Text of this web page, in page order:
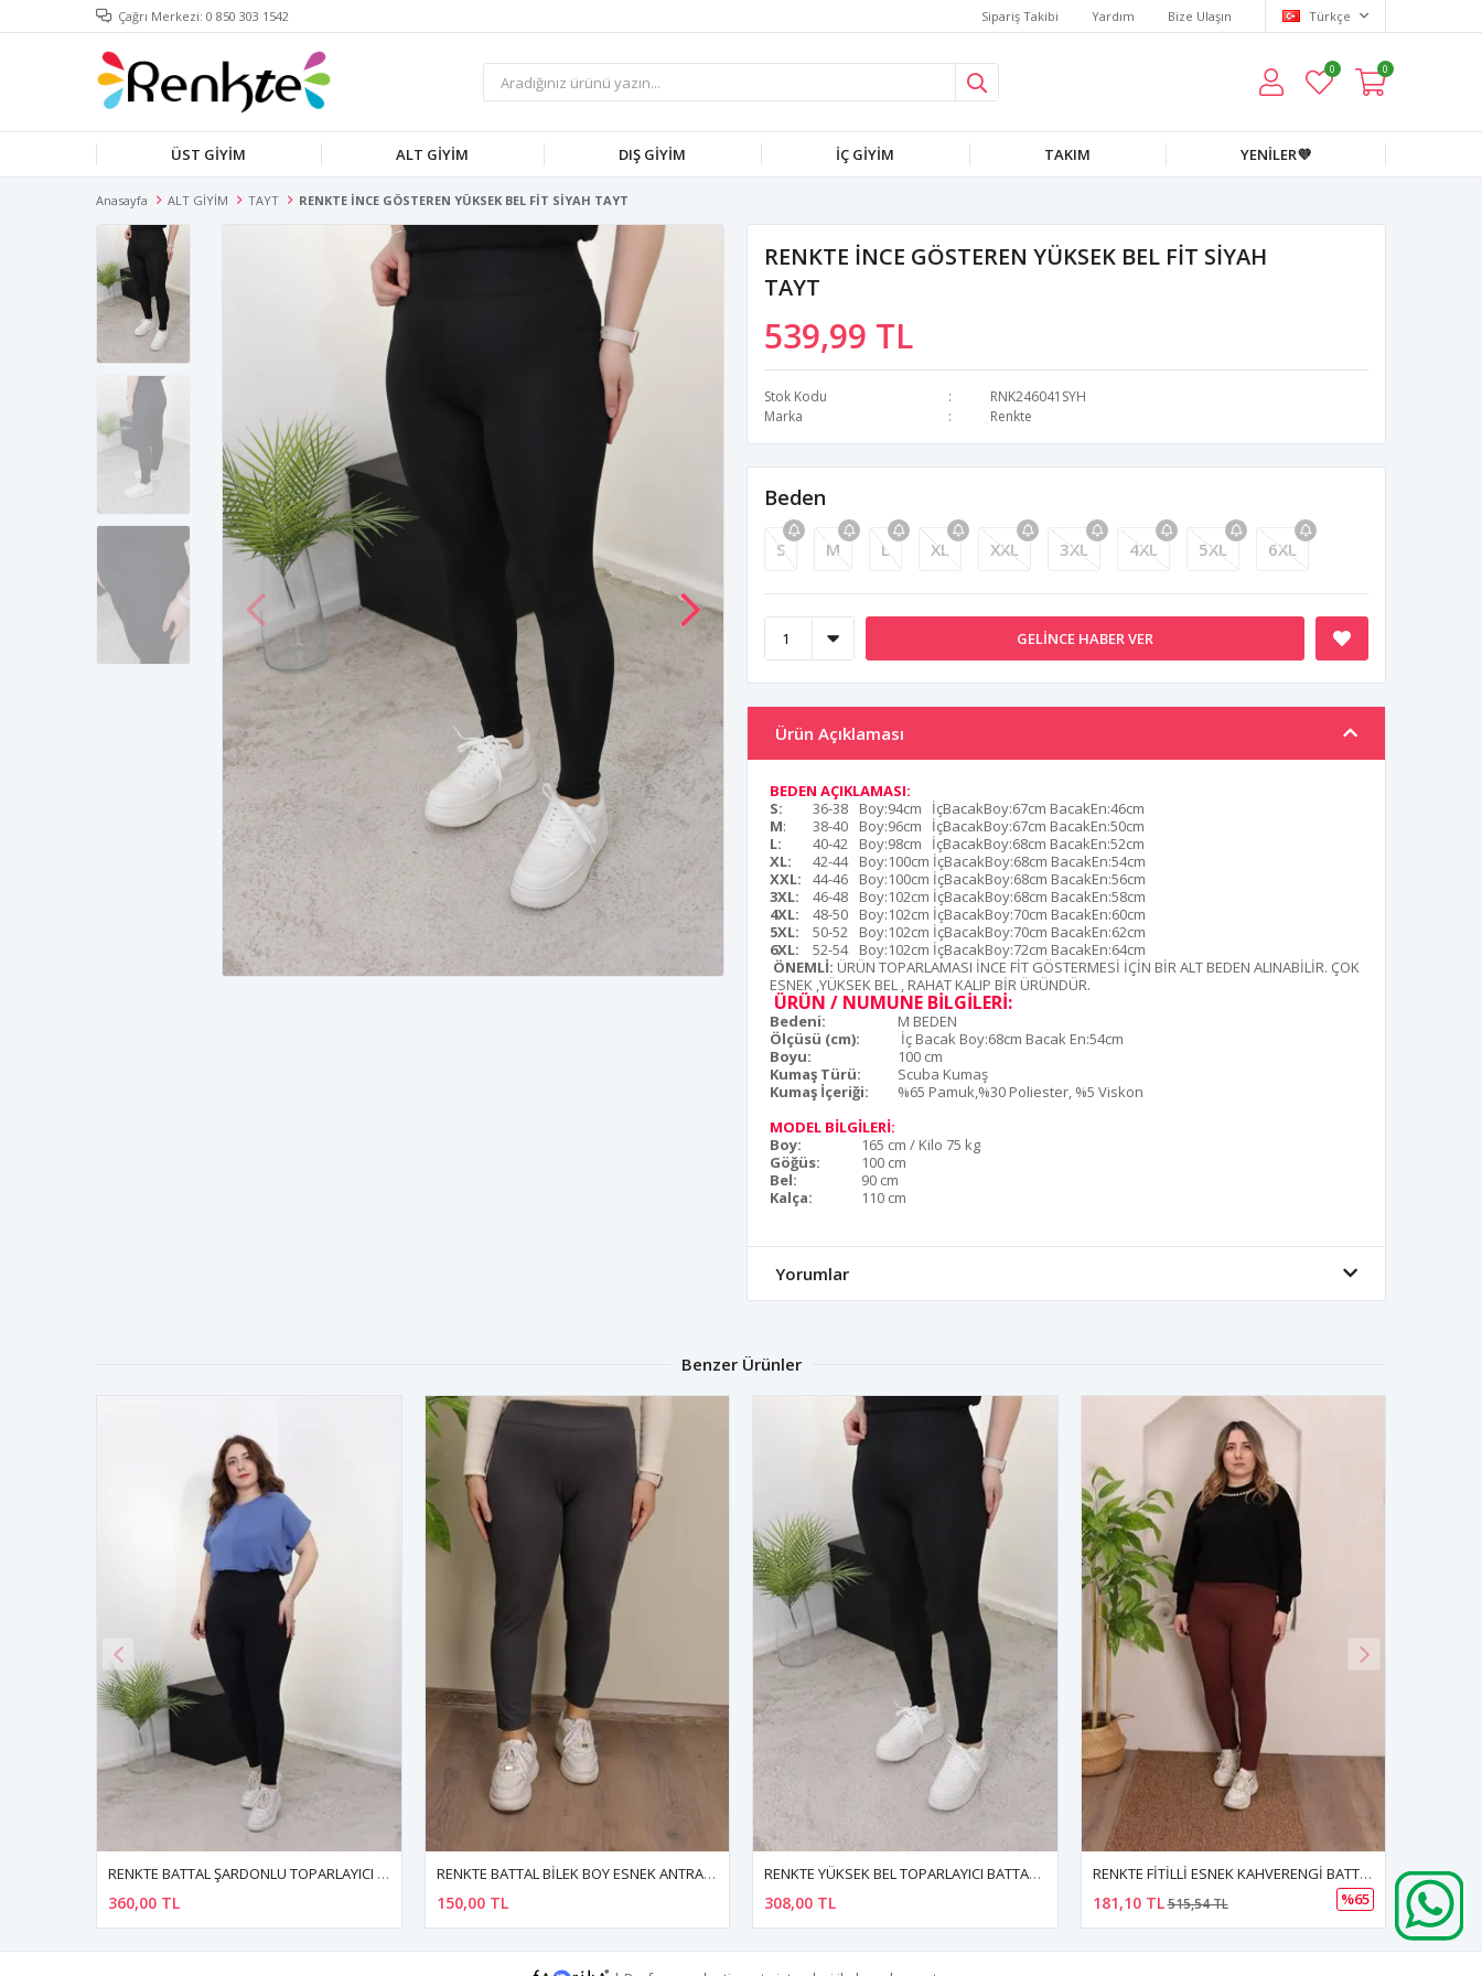
Çağrı Merkezi: 0 850 303 1542 Sipariş Takibi Yardım Bize Ulaşın Türkçe
0 0
ÜST GİYİM ALT GİYİM DIŞ GİYİM İÇ GİYİM TAKIM YENİLER💜
Anasayfa ALT GİYİM TAYT RENKTE İNCE GÖSTEREN YÜKSEK BEL FİT SİYAH TAYT
RENKTE İNCE GÖSTEREN YÜKSEK BEL FİT SİYAH
TAYT
539,99 TL
Stok Kodu
RNK246041SYH
Marka
Renkte
Beden
S M L XL XXL 3XL 4XL 5XL 6XL
GELINCE HABER VER
Ürün Açıklaması
BEDEN AÇIKLAMASI:
S:
36-38
Boy:94cm İçBacakBoy:67cm BacakEn:46cm
M: 38-40
Boy:96cm İçBacakBoy:67cm BacakEn:50cm
L:
40-42
Boy:98cm İçBacakBoy:68cm BacakEn:52cm
XL:
42-44
Boy:100cm İçBacakBoy:68cm BacakEn:54cm
XXL:
44-46
Boy:100cm İçBacakBoy:68cm BacakEn:56cm
3XL:
46-48
Boy:102cm İçBacakBoy:68cm BacakEn:58cm
4XL:
48-50
Boy:102cm İçBacakBoy:70cm BacakEn:60cm
5XL:
50-52
Boy:102cm İçBacakBoy:70cm BacakEn:62cm
6XL:
52-54
Boy:102cm İçBacakBoy:72cm BacakEn:64cm
ÖNEMLİ: ÜRÜN TOPARLAMASI İNCE FİT GÖSTERMESİ İÇİN BİR ALT BEDEN ALINABİLİR. ÇOK
ESNEK ,YÜKSEK BEL , RAHAT KALIP BİR ÜRÜNDÜR.
ÜRÜN / NUMUNE BİLGİLERİ:
Bedeni:
M BEDEN
Ölçüsü (cm):
İç Bacak Boy:68cm Bacak En:54cm
Boyu:
100 cm
Kumaş Türü:
Scuba Kumaş
Kumaş İçeriği:
%65 Pamuk,%30 Poliester, %5 Viskon
MODEL BİLGİLERİ:
Boy:
165 cm / Kilo 75 kg
Göğüs:
100 cm
Bel:
90 cm
Kalça:
110 cm
Yorumlar
Benzer Ürünler
RENKTE BATTAL BİLEK BOY ESNEK ANTRASİT TAYT
150,00 TL
RENKTE YÜKSEK BEL TOPARLAYICI BATTAL SİYAH TAYT
308,00 TL
RENKTE FİTİLLİ ESNEK KAHVERENGİ BATTAL TAYT
181,10 TL
RENKTE İSPANYOL PAÇA SİYAH TOPARLAYICI TAYT
500,00 TL